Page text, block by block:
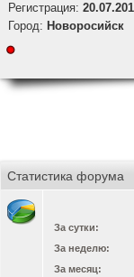
Регистрация:
Город: Новоросийск
Статистика форума
За сутки:
За неделю:
За месяц: